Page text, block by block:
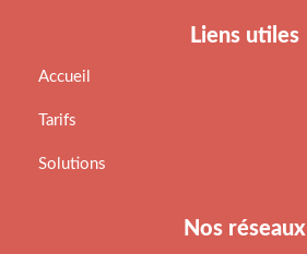
Liens utiles
Accueil
Tarifs
Solutions
Nos réseaux